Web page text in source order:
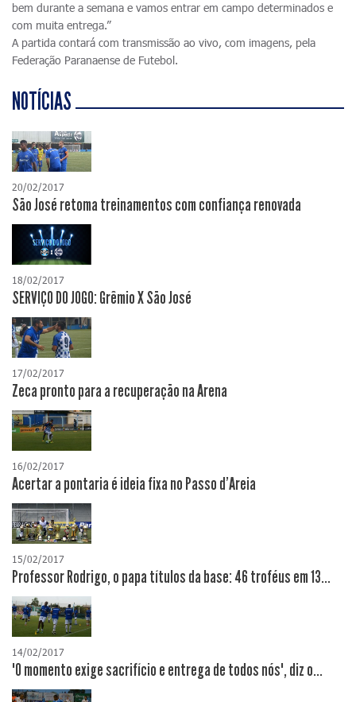
bem durante a semana e vamos entrar em campo determinados e
com muita entrega.”
A partida contará com transmissão ao vivo, com imagens, pela
Federação Paranaense de Futebol.
NOTÍCIAS
20/02/2017
São José retoma treinamentos com confiança renovada
18/02/2017
SERVIÇO DO JOGO: Grêmio X São José
17/02/2017
Zeca pronto para a recuperação na Arena
16/02/2017
Acertar a pontaria é ideia fixa no Passo d'Areia
15/02/2017
Professor Rodrigo, o papa títulos da base: 46 troféus em 13...
14/02/2017
"O momento exige sacrifício e entrega de todos nós", diz o...